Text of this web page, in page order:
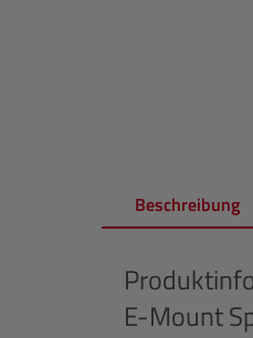
Beschreibung
E-Mount